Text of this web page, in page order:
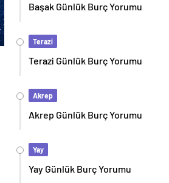
Başak Günlük Burç Yorumu
Terazi
Terazi Günlük Burç Yorumu
Akrep
Akrep Günlük Burç Yorumu
Yay
Yay Günlük Burç Yorumu